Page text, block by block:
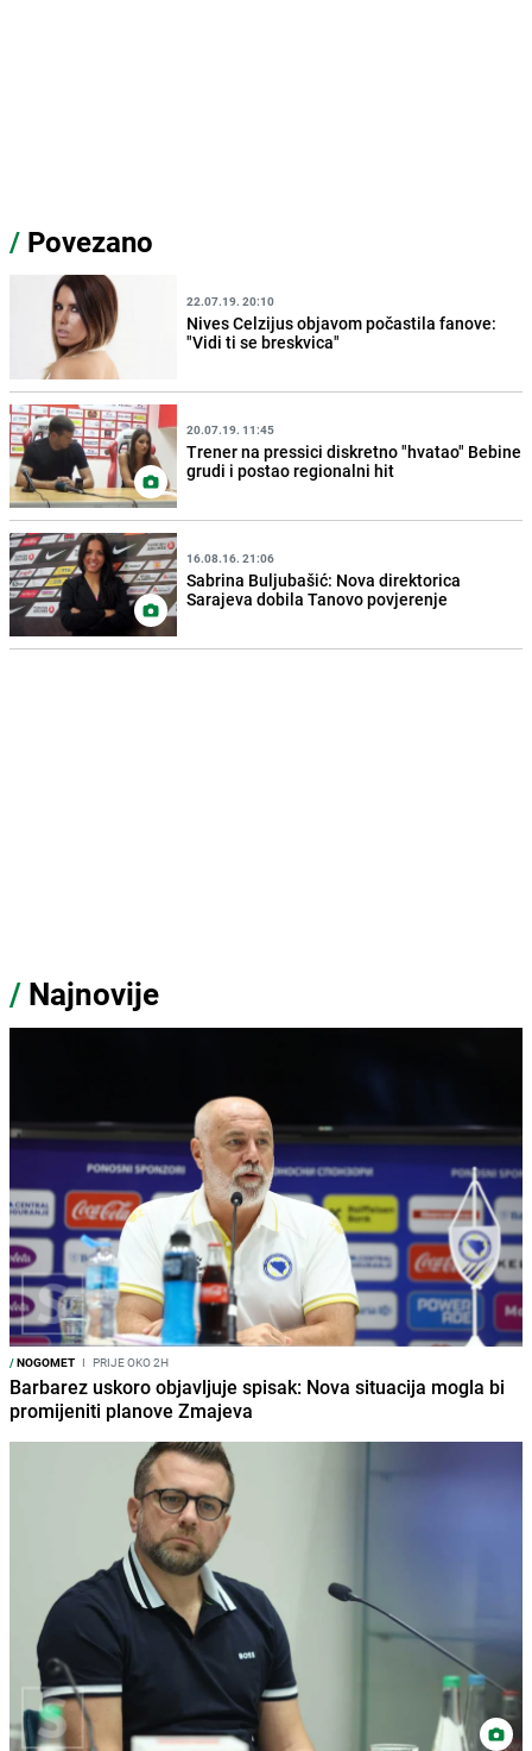
/ Povezano
22.07.19. 20:10
Nives Celzijus objavom počastila fanove:
"Vidi ti se breskvica"
20.07.19. 11:45
Trener na pressici diskretno "hvatao" Bebine
grudi i postao regionalni hit
16.08.16. 21:06
Sabrina Buljubašić: Nova direktorica
Sarajeva dobila Tanovo povjerenje
/ Najnovije
/NOGOMET I PRIJE OKO 2H
Barbarez uskoro objavljuje spisak: Nova situacija mogla bi
promijeniti planove Zmajeva